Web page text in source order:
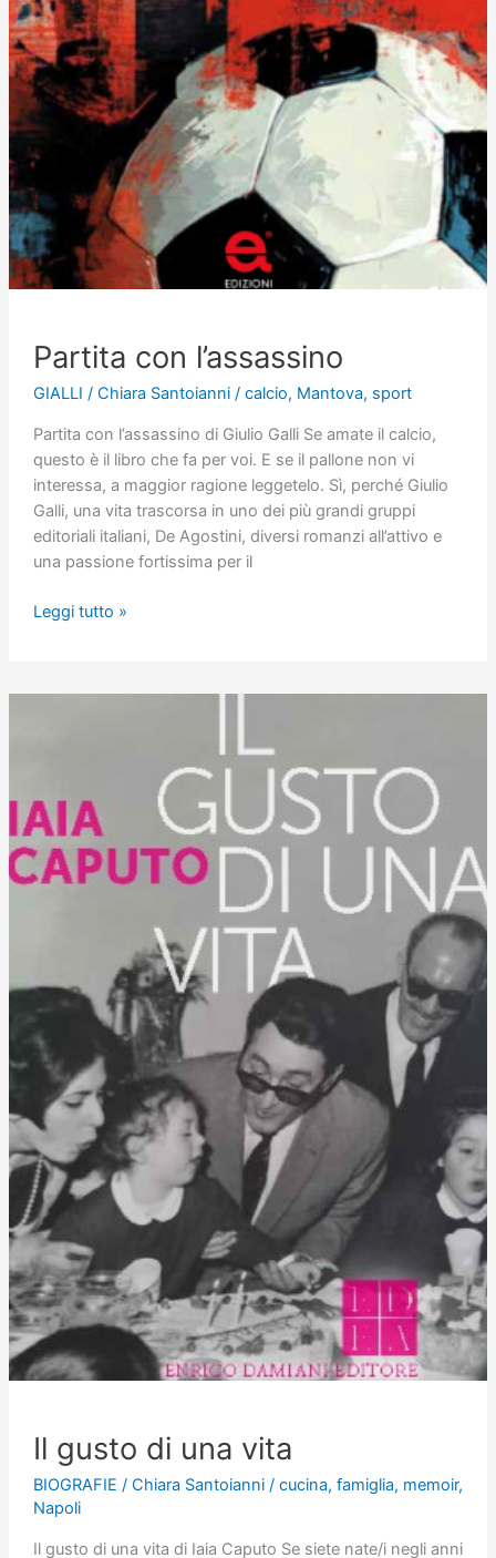
Partita con l’assassino
GIALLI / Chiara Santoianni / calcio, Mantova, sport
Partita con l’assassino di Giulio Galli Se amate il calcio,
questo è il libro che fa per voi. E se il pallone non vi
interessa, a maggior ragione leggetelo. Sì, perché Giulio
Galli, una vita trascorsa in uno dei più grandi gruppi
editoriali italiani, De Agostini, diversi romanzi all’attivo e
una passione fortissima per il
Partita
Leggi tutto »
Il gusto di una vita
BIOGRAFIE / Chiara Santoianni / cucina, famiglia, memoir,
Napoli
Il gusto di una vita di Iaia Caputo Se siete nate/i negli anni